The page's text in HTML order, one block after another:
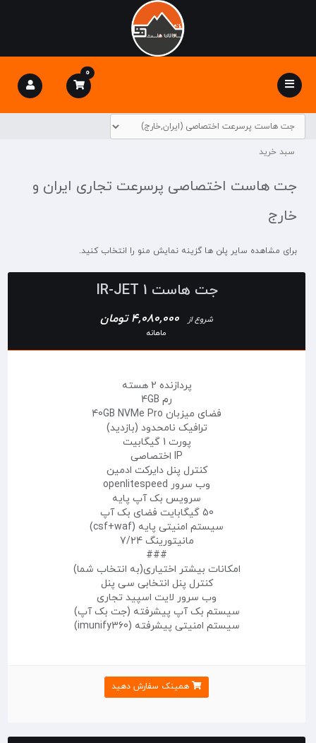
Toggle
navigation
0
سبد خرید
جت هاست اختصاصی پرسرعت تجاری ایران و
خارج
برای مشاهده سایر پلن ها گزینه نمایش منو را انتخاب کنید.
جت هاست IR-JET 1
شروع از 4,080,000 تومان
ماهانه
پردازنده 2 هسته
رم 4GB
فضای میزبان 40GB NVMe Pro
ترافیک نامحدود (بازدید)
پورت 1 گیگابیت
IP اختصاصی
کنترل پنل دایرکت ادمین
وب سرور openlitespeed
سرویس بک آپ پایه
50 گیگابایت فضای بک آپ
سیستم امنیتی پایه (csf+waf)
مانیتورینگ 7/24
###
امکانات بیشتر اختیاری(به انتخاب شما)
کنترل پنل انتخابی سی پنل
وب سرور لایت اسپید تجاری
سیستم بک آپ پیشرفته (جت بک آپ)
سیستم امنیتی پیشرفته (imunify360)
همینک سفارش دهید